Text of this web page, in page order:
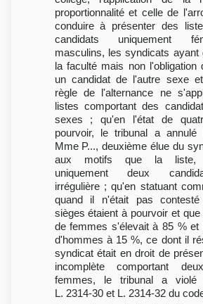
proportionnalité et celle de
conduire à présenter des
candidats uniquement
masculins, les syndicats ayant
la faculté mais non l'obligation
un candidat de l'autre sexe
règle de l'alternance ne
listes comportant des
sexes ; qu'en l'état de
pourvoir, le tribunal a annulé
Mme P..., deuxième élue du
aux motifs que la liste,
uniquement deux
irrégulière ; qu'en statuant
quand il n'était pas
sièges étaient à pourvoir et que
de femmes s'élevait à 85 % et
d'hommes à 15 %, ce dont il
syndicat était en droit de
incomplète comportant
femmes, le tribunal a violé
L. 2314-30 et L. 2314-32 du